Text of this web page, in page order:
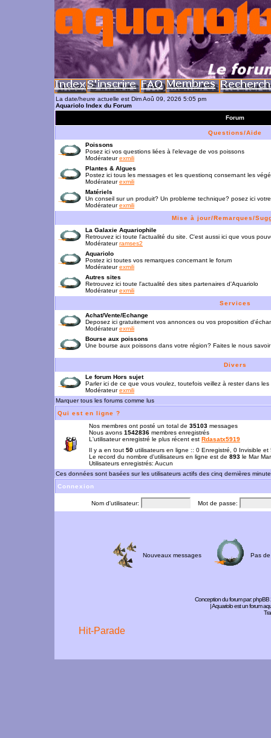
La date/heure actuelle est Dim Aoû 09, 2026 5:05 pm
Aquariolo Index du Forum
Forum
Questions/Aide
Poissons
Posez ici vos questions liées à l'elevage de vos poissons
Modérateurexmili
Plantes & Algues
Postez ici tous les messages et les questionq consernant les
Modérateurexmili
Matériels
Un conseil sur un produit? Un probleme technique? posez ici
Modérateurexmili
Mise à jour/Remarques/
La Galaxie Aquariophile
Retrouvez ici toute l'actualité du site. C'est aussi ici que vous
Modérateurramses2
Aquariolo
Postez ici toutes vos remarques concernant le forum
Modérateurexmili
Autres sites
Retrouvez ici toute l'actualité des sites partenaires d'Aquariolo
Modérateurexmili
Services
Achat/Vente/Echange
Deposez ici gratuitement vos annonces ou vos proposition
Modérateurexmili
Bourse aux poissons
Une bourse aux poissons dans votre région? Faites le nous savoir
Divers
Le forum Hors sujet
Parler ici de ce que vous voulez, toutefois veillez à rester dans les
Modérateurexmili
Marquer tous les forums comme lus
Qui est en ligne ?
Nos membres ont posté un total de 35103 messages
Nous avons 1542836 membres enregistrés
L'utilisateur enregistré le plus récent est Rdasatx5919
Il y a en tout 50 utilisateurs en ligne :: 0 Enregistré, 0 Invisible
Le record du nombre d'utilisateurs en ligne est de 893 le Mar
Utilisateurs enregistrés: Aucun
Ces données sont basées sur les utilisateurs actifs des cinq dernières
Connexion
Nom d'utilisateur: Mot de passe:
Nouveaux messages Pas
Conception du forum par:phpBB
| Aquariolo est un forum